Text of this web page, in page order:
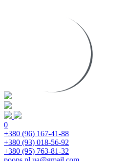
0
+380 (96) 167-41-88
+380 (93) 018-56-92
+380 (95) 763-81-32